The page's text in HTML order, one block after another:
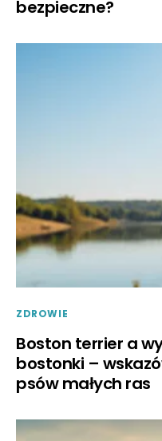
bezpieczne?
ZDROWIE
Boston terrier a
bostonki –
psów małych ras